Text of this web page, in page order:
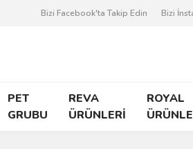
Bizi Facebook'ta Takip Edin Bizi
PET
GRUBU
REVA
ÜRÜNLERİ
ROYAL